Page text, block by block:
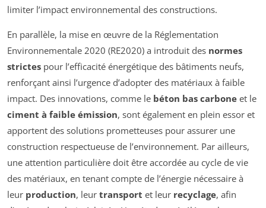
limiter l’impact environnemental des constructions.
En parallèle, la mise en œuvre de la Réglementation
Environnementale 2020 (RE2020) a introduit des normes
strictes pour l’efficacité énergétique des bâtiments neufs,
renforçant ainsi l’urgence d’adopter des matériaux à faible
impact. Des innovations, comme le béton bas carbone et le
ciment à faible émission, sont également en plein essor et
apportent des solutions prometteuses pour assurer une
construction respectueuse de l’environnement. Par ailleurs,
une attention particulière doit être accordée au cycle de vie
des matériaux, en tenant compte de l’énergie nécessaire à
leur production, leur transport et leur recyclage, afin